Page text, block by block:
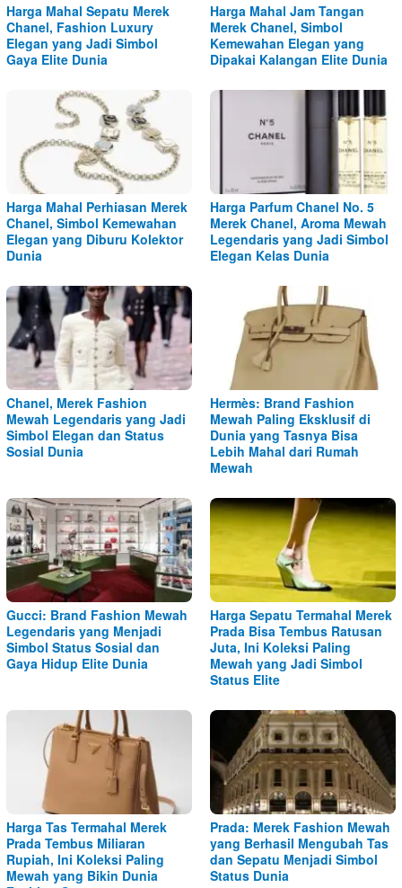
Harga Mahal Sepatu Merek
Chanel, Fashion Luxury
Elegan yang Jadi Simbol
Gaya Elite Dunia
Harga Mahal Jam Tangan
Merek Chanel, Simbol
Kemewahan Elegan yang
Dipakai Kalangan Elite Dunia
Harga Mahal Perhiasan Merek
Chanel, Simbol Kemewahan
Elegan yang Diburu Kolektor
Dunia
Harga Parfum Chanel No. 5
Merek Chanel, Aroma Mewah
Legendaris yang Jadi Simbol
Elegan Kelas Dunia
Chanel, Merek Fashion
Mewah Legendaris yang Jadi
Simbol Elegan dan Status
Sosial Dunia
Hermès: Brand Fashion
Mewah Paling Eksklusif di
Dunia yang Tasnya Bisa
Lebih Mahal dari Rumah
Mewah
Gucci: Brand Fashion Mewah
Legendaris yang Menjadi
Simbol Status Sosial dan
Gaya Hidup Elite Dunia
Harga Sepatu Termahal Merek
Prada Bisa Tembus Ratusan
Juta, Ini Koleksi Paling
Mewah yang Jadi Simbol
Status Elite
Harga Tas Termahal Merek
Prada Tembus Miliaran
Rupiah, Ini Koleksi Paling
Mewah yang Bikin Dunia
Prada: Merek Fashion Mewah
yang Berhasil Mengubah Tas
dan Sepatu Menjadi Simbol
Status Dunia